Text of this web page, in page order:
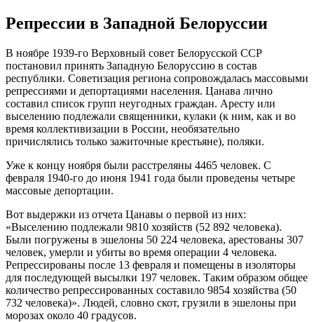
Репрессии в Западной Белоруссии
В ноябре 1939-го Верховный совет Белорусской ССР
постановил принять Западную Белоруссию в состав
республики. Советизация региона сопровождалась массовыми
репрессиями и депортациями населения. Цанава лично
составил список групп неугодных граждан. Аресту или
выселению подлежали священники, кулаки (к ним, как и во
время коллективизации в России, необязательно
причислялись только зажиточные крестьяне), поляки.
Уже к концу ноября были расстреляны 4465 человек. С
февраля 1940-го до июня 1941 года были проведены четыре
массовые депортации.
Вот выдержки из отчета Цанавы о первой из них:
«Выселению подлежали 9810 хозяйств (52 892 человека).
Были погружены в эшелоны 50 224 человека, арестованы 307
человек, умерли и убиты во время операции 4 человека.
Репрессированы после 13 февраля и помещены в изоляторы
для последующей высылки 197 человек. Таким образом общее
количество репрессированных составило 9854 хозяйства (50
732 человека)». Людей, словно скот, грузили в эшелоны при
морозах около 40 градусов.